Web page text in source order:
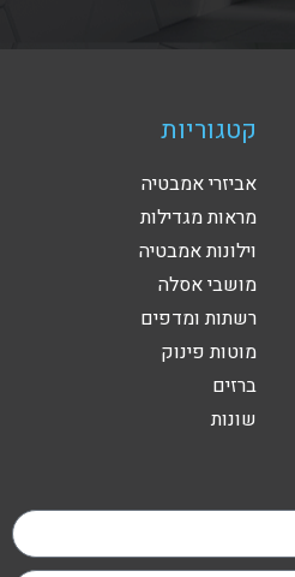
קטגוריות
אביזרי אמבטיה
מראות מגדילות
וילונות אמבטיה
מושבי אסלה
רשתות ומדפים
מוטות פינוק
ברזים
שונות